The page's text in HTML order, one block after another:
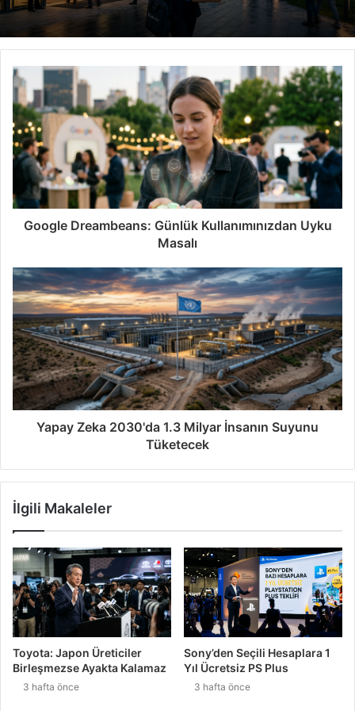
Google Dreambeans: Günlük Kullanımınızdan Uyku
Masalı
Yapay Zeka 2030'da 1.3 Milyar İnsanın Suyunu
Tüketecek
İlgili Makaleler
Toyota: Japon Üreticiler
Birleşmezse Ayakta Kalamaz
3 hafta önce
Sony’den Seçili Hesaplara 1
Yıl Ücretsiz PS Plus
3 hafta önce